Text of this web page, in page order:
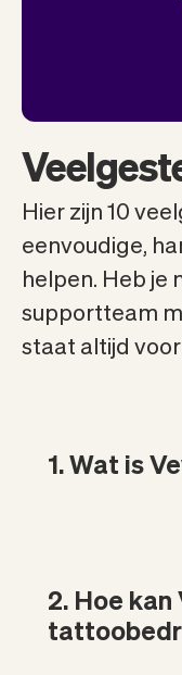
Hier zijn 10
eenvoudige,
helpen. Heb je
supportteam
staat altijd
1. Wat is
2. Hoe kan